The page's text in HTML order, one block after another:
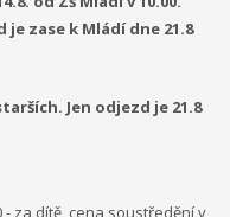
je zase k Mládí dne 21.8
Jen odjezd je 21.8
za dítě, cena soustředění v